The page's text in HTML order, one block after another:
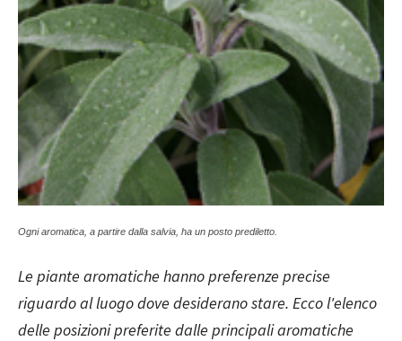
Ogni aromatica, a partire dalla salvia, ha un posto prediletto.
Le piante aromatiche hanno preferenze precise
riguardo al luogo dove desiderano stare. Ecco l'elenco
delle posizioni preferite dalle principali aromatiche